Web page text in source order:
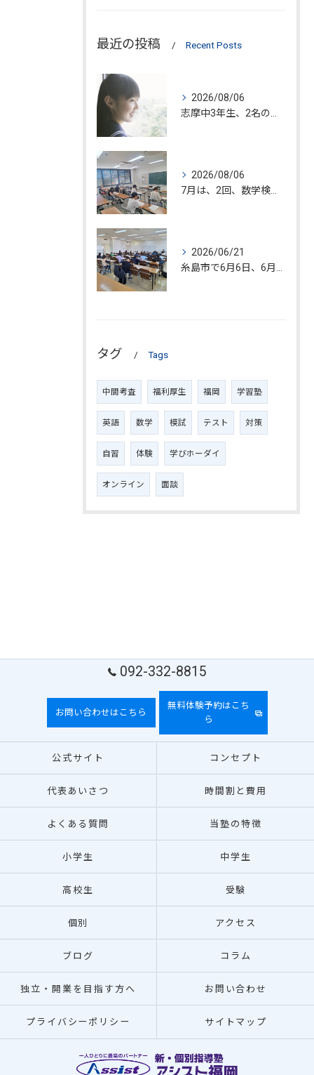
最近の投稿 Recent Posts
2026/08/06
2026/08/06
2026/06/21
タグ Tags
中間考査 福利厚生 福岡 学習塾
英語 数学 模試 テスト 対策
自習 体験 学びホーダイ
オンライン 面談
092-332-8815
お問い合わせはこちら
無料体験予約はこち
ら
公式サイト コンセプト
代表あいさつ 時間割と費用
よくある質問 当塾の特徴
小学生 中学生
高校生 受験
個別 アクセス
ブログ コラム
独立・開業を目指す方へ お問い合わせ
プライバシーポリシー サイトマップ